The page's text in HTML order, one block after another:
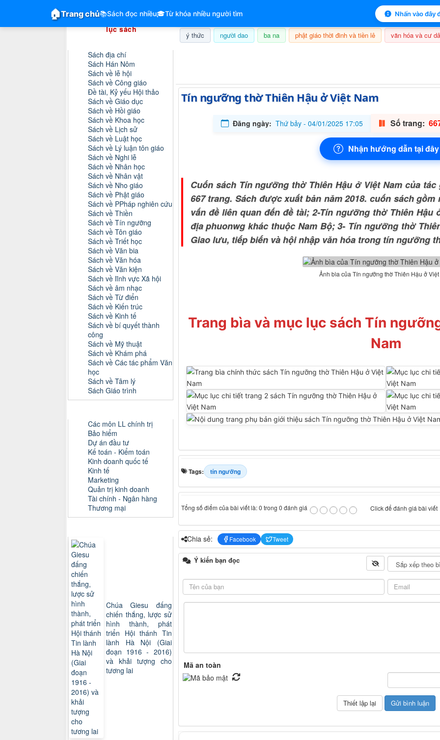
🏠Trang chủ📚Sách đọc nhiều🎓Từ khóa nhiều người tìm Nhấn vào đây
ý thức người dao ba na phật giáo thời đinh và tiền lê văn hóa và cư
Tín ngưỡng thờ Thiên Hậu ở Việt Nam
Đăng ngày: Thứ bảy - 04/01/2025 17:05 Số trang:
Nhận hướng dẫn tại đây
Cuốn sách Tín ngưỡng thờ Thiên Hậu ở Việt Nam của
667 trang. Sách được xuất bản năm 2018. cuốn sách
vấn đề liên quan đến đề tài; 2-Tín ngưỡng thờ Thiên Hậu
địa phuonwg khác thuộc Nam Bộ; 3- Tín ngưỡng thờ
Giao lưu, tiếp biến và hội nhập văn hóa trong tín ngưỡng
Ảnh bìa của Tín ngưỡng thờ Thiên Hậu ở
Trang bìa và mục lục sách Tín
Nam
Tags: tín ngưỡng
Tổng số điểm của bài viết là: 0 trong 0 đánh giá Click để đánh giá bài viết
Chia sẻ: Facebook Tweet
Ý kiến bạn đọc
Mã an toàn
Hệ thống hóa tài liệu & mục
lục sách
Sách địa chí
Sách Hán Nôm
Sách về lễ hội
Sách về Công giáo
Đề tài, Kỷ yếu Hội thảo
Sách về Giáo dục
Sách về Hồi giáo
Sách về Khoa học
Sách về Lịch sử
Sách về Luật học
Sách về Lý luận tôn giáo
Sách về Nghi lễ
Sách về Nhân học
Sách về Nhân vật
Sách về Nho giáo
Sách về Phật giáo
Sách về PPháp nghiên cứu
Sách về Thiền
Sách về Tín ngưỡng
Sách về Tôn giáo
Sách về Triết học
Sách về Văn bia
Sách về Văn hóa
Sách về Văn kiện
Sách về lĩnh vực Xã hội
Sách về âm nhạc
Sách về Từ điển
Sách về Kiến trúc
Sách về Kinh tế
Sách về bí quyết thành
công
Sách về Mỹ thuật
Sách về Khám phá
Sách về Các tác phẩm Văn
học
Sách về Tâm lý
Sách Giáo trình
Các môn LL chính trị
Bảo hiểm
Dự án đầu tư
Kế toán - Kiểm toán
Kinh doanh quốc tế
Kinh tế
Marketing
Quản trị kinh doanh
Tài chính - Ngân hàng
Thương mại
Chúa Giesu đấng
chiến thắng, lược sử
hình thành, phát
triển Hội thánh Tin
lành Hà Nội (Giai
đoạn 1916 - 2016)
và khải tượng cho
tương lai